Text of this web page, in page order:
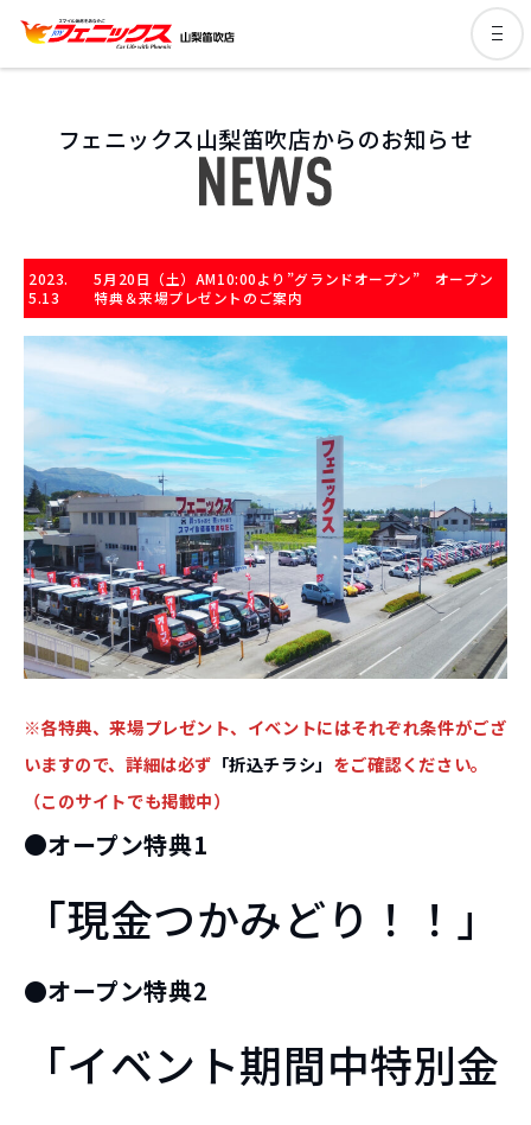
フェニックス山梨笛吹店からのお知らせ
2023.
5.13
5月20日（土）AM10:00より”グランドオープン” オープン
特典＆来場プレゼントのご案内
※各特典、来場プレゼント、イベントにはそれぞれ条件がござ
いますので、詳細は必ず 「折込チラシ」 をご確認ください。
（このサイトでも掲載中）
●オープン特典1
「現金つかみどり！！」
●オープン特典2
「イベント期間中特別金